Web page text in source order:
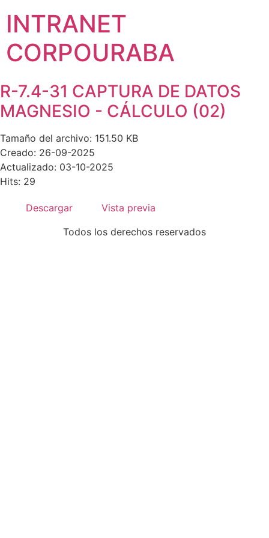
INTRANET
CORPOURABA
R-7.4-31 CAPTURA DE DATOS
MAGNESIO - CÁLCULO (02)
Tamaño del archivo: 151.50 KB
Creado: 26-09-2025
Actualizado: 03-10-2025
Hits: 29
Descargar
Vista previa
Todos los derechos reservados